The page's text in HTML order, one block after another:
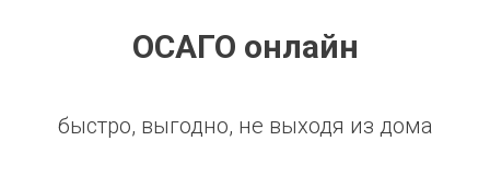
ОСАГО онлайн
быстро, выгодно, не выходя из дома